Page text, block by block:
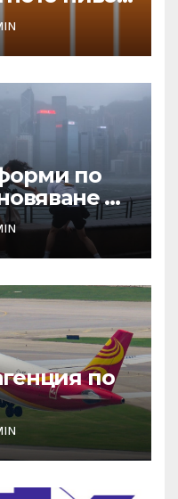
по
и
по